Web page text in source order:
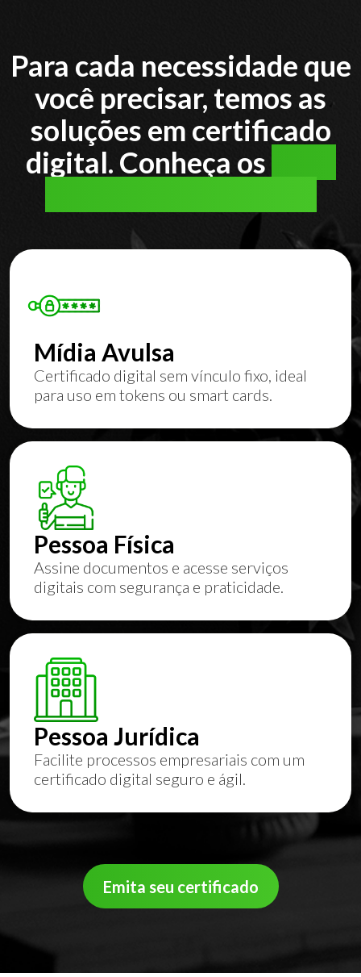
Para cada necessidade que
você precisar, temos as
soluções em certificado
digital. Conheça os
Mídia Avulsa
Certificado digital sem vínculo fixo, ideal
para uso em tokens ou smart cards.
Pessoa Física
Assine documentos e acesse serviços
digitais com segurança e praticidade.
Pessoa Jurídica
Facilite processos empresariais com um
certificado digital seguro e ágil.
Emita seu certificado